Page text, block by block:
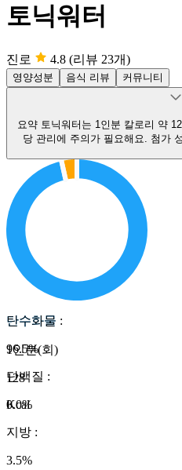
토닉워터
진로 4.8 (리뷰 23개)
영양성분 음식 리뷰 커뮤니티
요약 토닉워터는 1인분 칼로리 약
당 관리에 주의가 필요해요. 첨가
탄수화물
1인분(회)
128
Kcal
탄수화물 :
96.5%
단백질 :
0.0%
지방 :
3.5%